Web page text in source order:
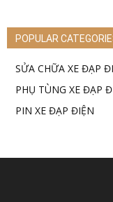
POPULAR
SỬA CHỮA XE ĐẠP
PHỤ TÙNG XE ĐẠP
PIN XE ĐẠP ĐIỆN